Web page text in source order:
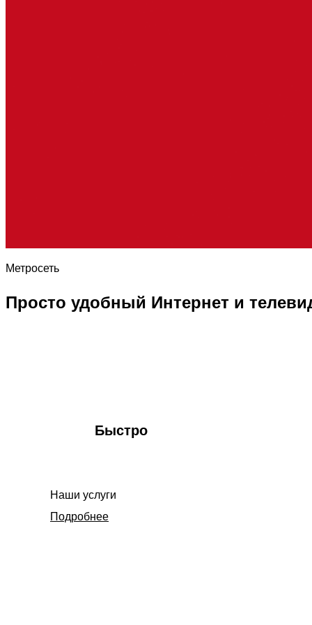
Метросеть
Просто удобный Интернет и
Быстро
всём
Наши услуги
Подробнее